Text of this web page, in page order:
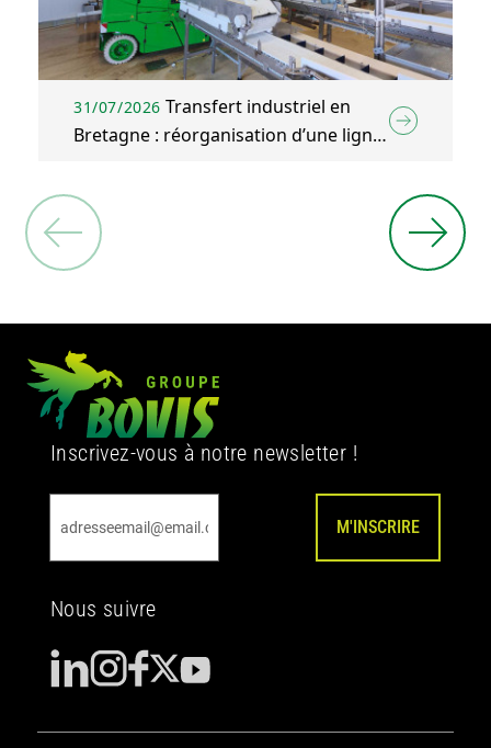
31/07/2026 Transfert industriel en
Bretagne : réorganisation d’une ligne
Inscrivez-vous à notre newsletter !
M'INSCRIRE
Nous suivre